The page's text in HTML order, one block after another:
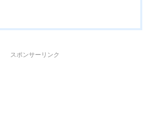
スポンサーリンク